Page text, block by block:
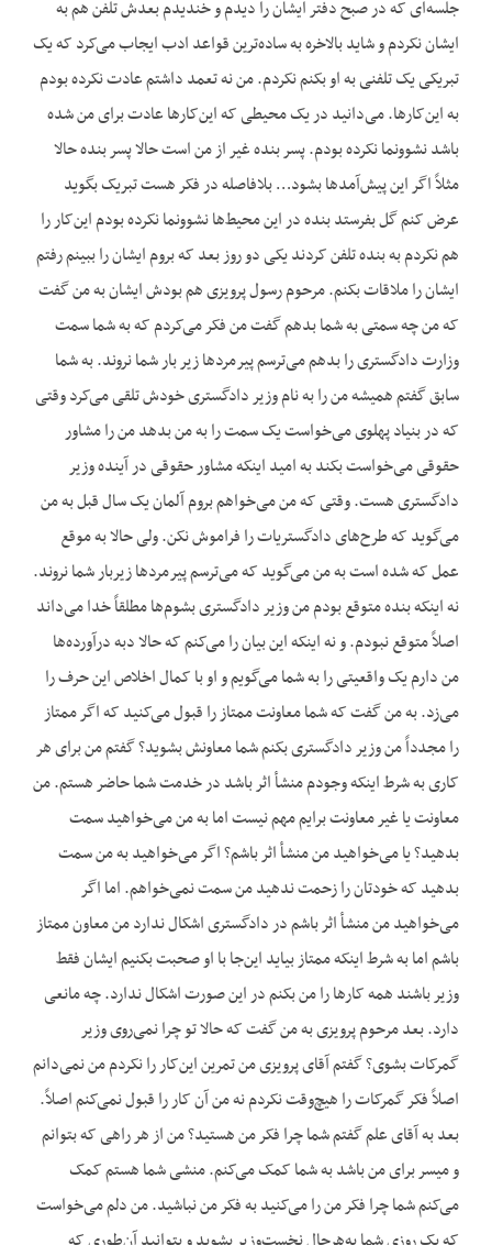
جلسه‌ای که در صبح دفتر ایشان را دیدم و خندیدم بعدش تلفن هم به
ایشان نکردم و شاید بالاخره به ساده‌ترین قواعد ادب ایجاب می‌کرد که یک
تبریکی یک تلفنی به او بکنم نکردم. من نه تعمد داشتم عادت نکرده بودم
به این‌کارها. می‌دانید در یک محیطی که این‌کارها عادت برای من شده
باشد نشوونما نکرده بودم. پسر بنده غیر از من است حالا پسر بنده حالا
مثلاً اگر این پیش‌آمدها بشود… بلافاصله در فکر هست تبریک بگوید
عرض کنم گل بفرستد بنده در این محیط‌ها نشوونما نکرده بودم این‌کار را
هم نکردم به بنده تلفن کردند یکی دو روز بعد که بروم ایشان را ببینم رفتم
ایشان را ملاقات بکنم. مرحوم رسول پرویزی هم بودش ایشان به من گفت
که من چه سمتی به شما بدهم گفت من فکر می‌کردم که به شما سمت
وزارت دادگستری را بدهم می‌ترسم پیرمردها زیر بار شما نروند. به شما
سابق گفتم همیشه من را به نام وزیر دادگستری خودش تلقی می‌کرد وقتی
که در بنیاد پهلوی می‌خواست یک سمت را به من بدهد من را مشاور
حقوقی می‌خواست بکند به امید این‏که مشاور حقوقی در آینده وزیر
دادگستری هست. وقتی که من می‌خواهم بروم آلمان یک سال قبل به من
می‌گوید که طرح‌های دادگستری‏ات را فراموش نکن. ولی حالا به موقع
عمل که شده است به من می‌گوید که می‌ترسم پیرمردها زیربار شما نروند.
نه این‏که بنده متوقع بودم من وزیر دادگستری بشوم‌ها مطلقاً خدا می‌داند
اصلاً متوقع نبودم. و نه این‏که این بیان را می‌کنم که حالا دبه درآورده‌ها
من دارم یک واقعیتی را به شما می‌گویم و او با کمال اخلاص این حرف را
می‌زد. به من گفت که شما معاونت ممتاز را قبول می‌کنید که اگر ممتاز
را مجدداً من وزیر دادگستری بکنم شما معاونش بشوید؟ گفتم من برای هر
کاری به شرط این‏که وجودم منشأ اثر باشد در خدمت شما حاضر هستم. من
معاونت یا غیر معاونت برایم مهم نیست اما به من می‌خواهید سمت
بدهید؟ یا می‌خواهید من منشأ اثر باشم؟ اگر می‌خواهید به من سمت
بدهید که خودتان را زحمت ندهید من سمت نمی‌خواهم. اما اگر
می‌خواهید من منشأ اثر باشم در دادگستری اشکال ندارد من معاون ممتاز
باشم اما به شرط این‏که ممتاز بیاید این‌جا با او صحبت بکنیم ایشان فقط
وزیر باشند همه کارها را من بکنم در این صورت اشکال ندارد. چه مانعی
دارد. بعد مرحوم پرویزی به من گفت که حالا تو چرا نمی‌روی وزیر
گمرکات بشوی؟ گفتم آقای پرویزی من تمرین این‌کار را نکردم من نمی‌دانم
اصلاً فکر گمرکات را هیچ‌وقت نکردم نه من آن کار را قبول نمی‌کنم اصلاً.
بعد به آقای علم گفتم شما چرا فکر من هستید؟ من از هر راهی که بتوانم
و میسر برای من باشد به شما کمک می‌کنم. منشی شما هستم کمک
می‌کنم شما چرا فکر من را می‌کنید به فکر من نباشید. من دلم می‌خواست